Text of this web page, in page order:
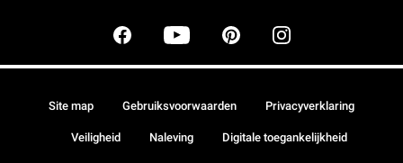
Site map Gebruiksvoorwaarden Privacyverklaring
Veiligheid Naleving Digitale toegankelijkheid